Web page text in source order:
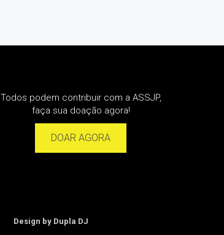
Todos podem contribuir com a ASSJP,
faça sua doação agora!
DOAR AGORA
Design by Dupla DJ